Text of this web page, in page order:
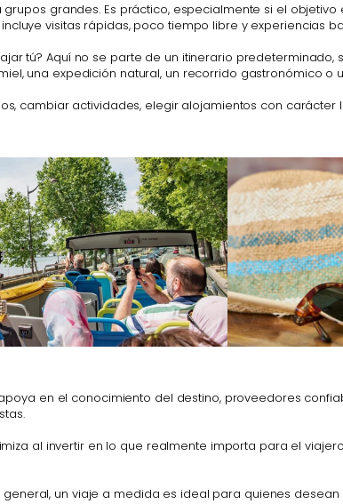
grandes. Es práctico, especialmente si el objetivo
visitas rápidas, poco tiempo libre y experiencias
tú? Aquí no se parte de un itinerario predeterminado,
una expedición natural, un recorrido gastronómico o
cambiar actividades, elegir alojamientos con carácter
en el conocimiento del destino, proveedores
al invertir en lo que realmente importa para el
un viaje a medida es ideal para quienes